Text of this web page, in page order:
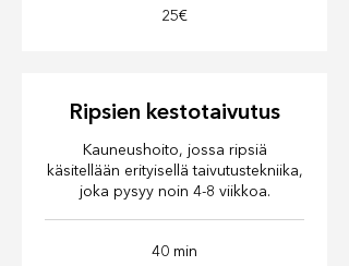
25€
Ripsien kestotaivutus
Kauneushoito, jossa ripsiä
käsitellään erityisellä taivutustekniika,
joka pysyy noin 4-8 viikkoa.
40 min